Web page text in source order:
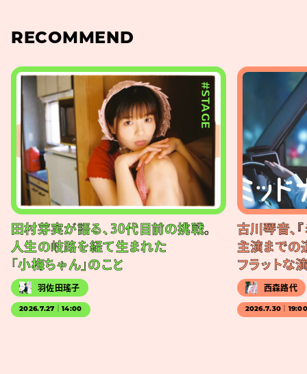
RECOMMEND
#STAGE
田村芽実が語る、30代目前の挑戦。
人生の岐路を経て生まれた
「小梅ちゃん」のこと
羽佐田瑤子
2026.7.27｜14:00
古川琴音、
主演までの
フラットな
西森路代
2026.7.30｜